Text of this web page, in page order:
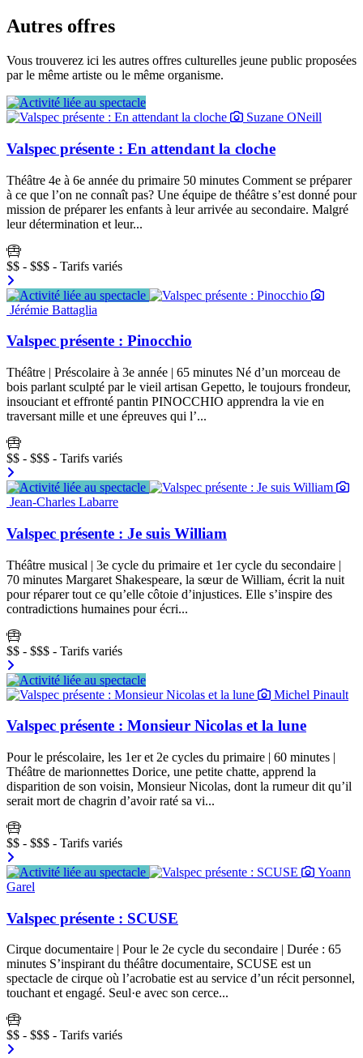
Autres offres
Vous trouverez ici les autres offres culturelles jeune public proposées
par le même artiste ou le même organisme.
Suzane ONeill
Valspec présente : En attendant la cloche
Théâtre 4e à 6e année du primaire 50 minutes Comment se préparer
à ce que l’on ne connaît pas? Une équipe de théâtre s’est donné pour
mission de préparer les enfants à leur arrivée au secondaire. Malgré
leur détermination et leur...
$$ - $$$ - Tarifs variés
Jérémie Battaglia
Valspec présente : Pinocchio
Théâtre | Préscolaire à 3e année | 65 minutes Né d’un morceau de
bois parlant sculpté par le vieil artisan Gepetto, le toujours frondeur,
insouciant et effronté pantin PINOCCHIO apprendra la vie en
traversant mille et une épreuves qui l’...
$$ - $$$ - Tarifs variés
Jean-Charles Labarre
Valspec présente : Je suis William
Théâtre musical | 3e cycle du primaire et 1er cycle du secondaire |
70 minutes Margaret Shakespeare, la sœur de William, écrit la nuit
pour réparer tout ce qu’elle côtoie d’injustices. Elle s’inspire des
contradictions humaines pour écri...
$$ - $$$ - Tarifs variés
Michel Pinault
Valspec présente : Monsieur Nicolas et la lune
Pour le préscolaire, les 1er et 2e cycles du primaire | 60 minutes |
Théâtre de marionnettes Dorice, une petite chatte, apprend la
disparition de son voisin, Monsieur Nicolas, dont la rumeur dit qu’il
serait mort de chagrin d’avoir raté sa vi...
$$ - $$$ - Tarifs variés
Yoann
Garel
Valspec présente : SCUSE
Cirque documentaire | Pour le 2e cycle du secondaire | Durée : 65
minutes S’inspirant du théâtre documentaire, SCUSE est un
spectacle de cirque où l’acrobatie est au service d’un récit personnel,
touchant et engagé. Seul·e avec son cerce...
$$ - $$$ - Tarifs variés